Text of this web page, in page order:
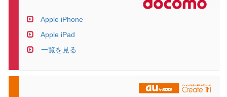
Apple iPhone
Apple iPad
一覧を見る